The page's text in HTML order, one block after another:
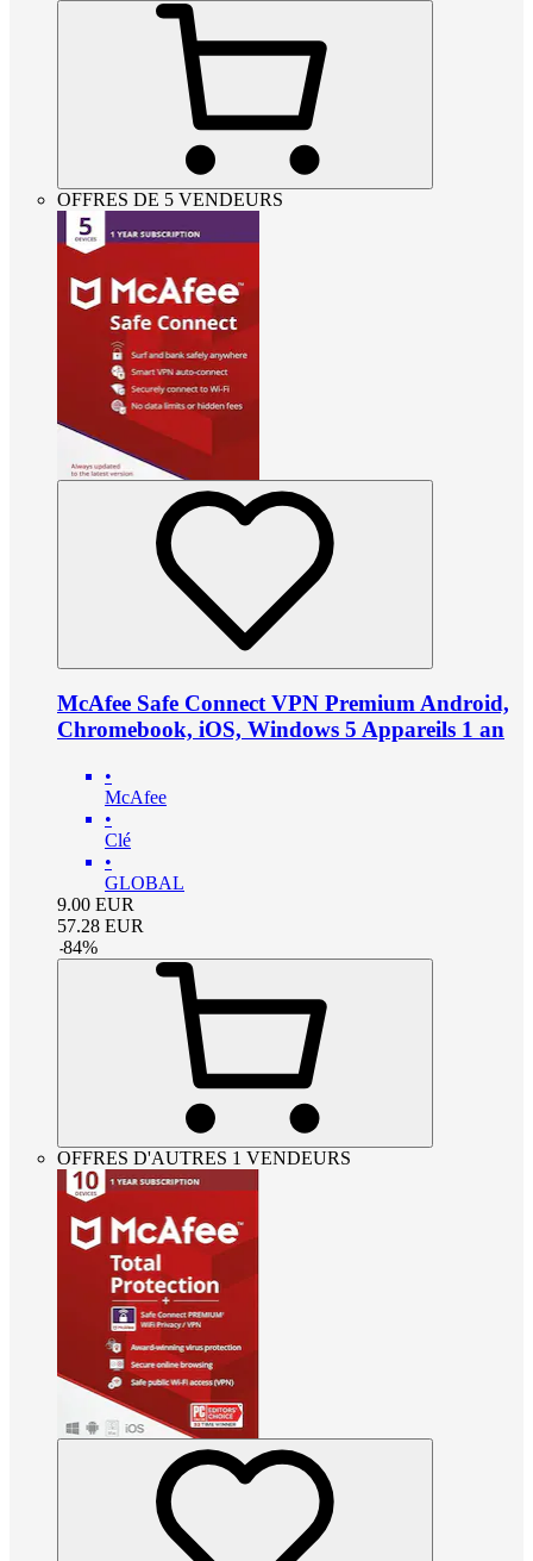
OFFRES DE 5 VENDEURS
McAfee Safe Connect VPN Premium Android,
Chromebook, iOS, Windows 5 Appareils 1 an
•
McAfee
•
Clé
•
GLOBAL
9.00 EUR
57.28 EUR
-84%
OFFRES D'AUTRES 1 VENDEURS